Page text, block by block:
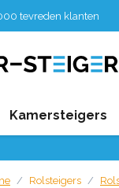
tevreden klanten
Kamersteigers
Rolsteigers